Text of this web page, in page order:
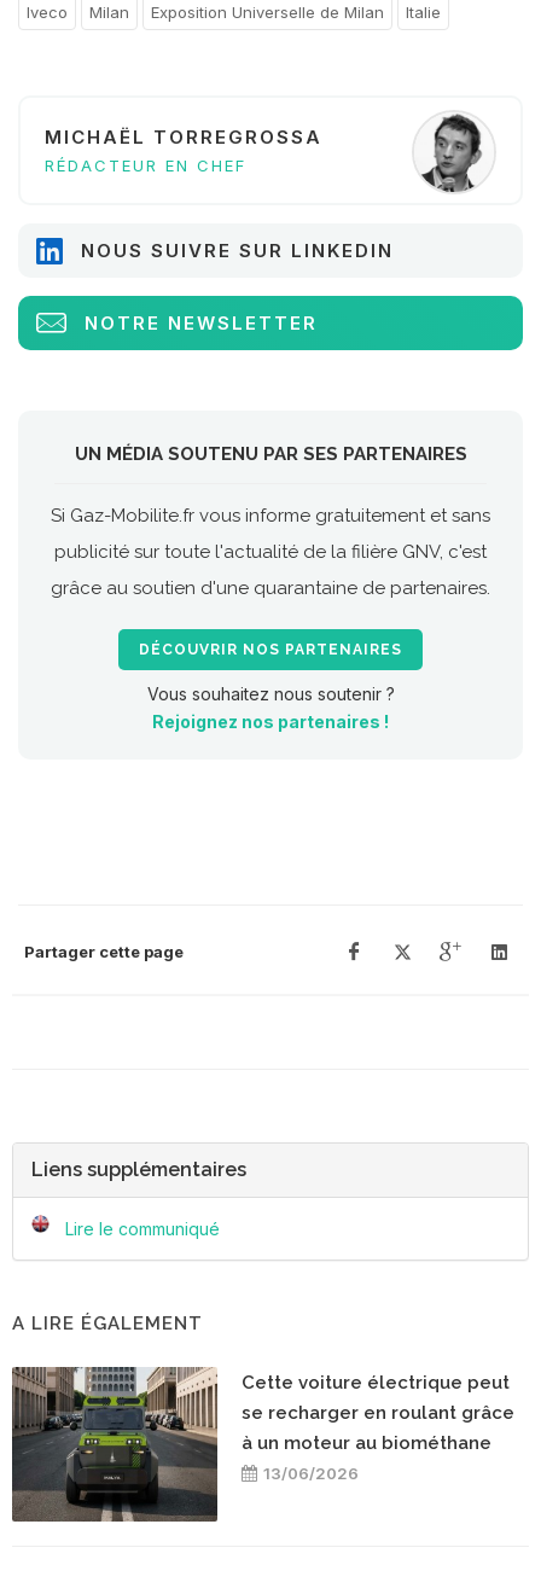
Iveco Milan Exposition Universelle de Milan Italie
MICHAËL TORREGROSSA
RÉDACTEUR EN CHEF
NOUS SUIVRE SUR LINKEDIN
NOTRE NEWSLETTER
UN MÉDIA SOUTENU PAR SES PARTENAIRES
Si Gaz-Mobilite.fr vous informe gratuitement et sans
publicité sur toute l'actualité de la filière GNV, c'est
grâce au soutien d'une quarantaine de partenaires.
DÉCOUVRIR NOS PARTENAIRES
Vous souhaitez nous soutenir ?
Rejoignez nos partenaires !
Partager cette page
Liens supplémentaires
Lire le communiqué
A LIRE ÉGALEMENT
Cette voiture électrique peut
se recharger en roulant grâce
à un moteur au biométhane
13/06/2026